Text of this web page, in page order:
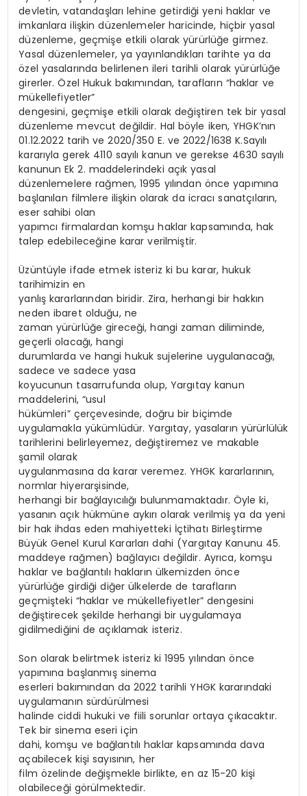
devletin, vatandaşları lehine getirdiği yeni haklar ve
imkanlara ilişkin düzenlemeler haricinde, hiçbir yasal
düzenleme, geçmişe etkili olarak yürürlüğe girmez.
Yasal düzenlemeler, ya yayınlandıkları tarihte ya da
özel yasalarında belirlenen ileri tarihli olarak yürürlüğe
girerler. Özel Hukuk bakımından, tarafların “haklar ve
mükellefiyetler”
dengesini, geçmişe etkili olarak değiştiren tek bir yasal
düzenleme mevcut değildir. Hal böyle iken, YHGK’nın
01.12.2022 tarih ve 2020/350 E. ve 2022/1638 K.Sayılı
kararıyla gerek 4110 sayılı kanun ve gerekse 4630 sayılı
kanunun Ek 2. maddelerindeki açık yasal
düzenlemelere rağmen, 1995 yılından önce yapımına
başlanılan filmlere ilişkin olarak da icracı sanatçıların,
eser sahibi olan
yapımcı firmalardan komşu haklar kapsamında, hak
talep edebileceğine karar verilmiştir.
Üzüntüyle ifade etmek isteriz ki bu karar, hukuk
tarihimizin en
yanlış kararlarından biridir. Zira, herhangi bir hakkın
neden ibaret olduğu, ne
zaman yürürlüğe gireceği, hangi zaman diliminde,
geçerli olacağı, hangi
durumlarda ve hangi hukuk sujelerine uygulanacağı,
sadece ve sadece yasa
koyucunun tasarrufunda olup, Yargıtay kanun
maddelerini, “usul
hükümleri” çerçevesinde, doğru bir biçimde
uygulamakla yükümlüdür. Yargıtay, yasaların yürürlülük
tarihlerini belirleyemez, değiştiremez ve makable
şamil olarak
uygulanmasına da karar veremez. YHGK kararlarının,
normlar hiyerarşisinde,
herhangi bir bağlayıcılığı bulunmamaktadır. Öyle ki,
yasanın açık hükmüne aykırı olarak verilmiş ya da yeni
bir hak ihdas eden mahiyetteki İçtihatı Birleştirme
Büyük Genel Kurul Kararları dahi (Yargıtay Kanunu 45.
maddeye rağmen) bağlayıcı değildir. Ayrıca, komşu
haklar ve bağlantılı hakların ülkemizden önce
yürürlüğe girdiği diğer ülkelerde de tarafların
geçmişteki “haklar ve mükellefiyetler” dengesini
değiştirecek şekilde herhangi bir uygulamaya
gidilmediğini de açıklamak isteriz.
Son olarak belirtmek isteriz ki 1995 yılından önce
yapımına başlanmış sinema
eserleri bakımından da 2022 tarihli YHGK kararındaki
uygulamanın sürdürülmesi
halinde ciddi hukuki ve fiili sorunlar ortaya çıkacaktır.
Tek bir sinema eseri için
dahi, komşu ve bağlantılı haklar kapsamında dava
açabilecek kişi sayısının, her
film özelinde değişmekle birlikte, en az 15-20 kişi
olabileceği görülmektedir.